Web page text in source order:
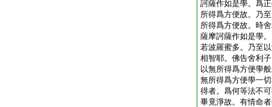
訶薩作如是學。爲
所得爲方便故。乃
所得爲方便故。時
薩摩訶薩作如是學
若波羅蜜多。乃至
相智耶。佛告舍利
以無所得爲方便學
無所得爲方便學一
得者。爲何等法不
畢竟淨故。有情命